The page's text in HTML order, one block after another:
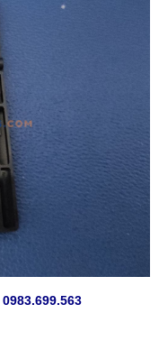
0983.699.563